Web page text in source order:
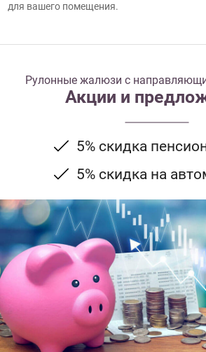
для вашего помещения.
Рулонные жалюзи с
Акции и
5% скидка
5% скидка на